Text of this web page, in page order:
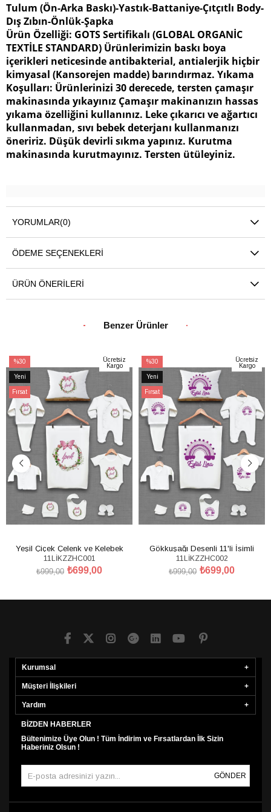
Tulum (Ön-Arka Baskı)-Yastık-Battaniye-Çıtçıtlı Body-
Dış Zıbın-Önlük-Şapka
Ürün Özelliği: GOTS Sertifikalı (GLOBAL ORGANİC
TEXTİLE STANDARD) Ürünlerimizin baskı boya
içerikleri neticesinde antibakterial, antialerjik hiçbir
kimyasal (Kansorejen madde) barındırmaz. Yıkama
Koşulları: Ürünlerinizi 30 derecede, tersten çamaşır
makinasında yıkayınız Çamaşır makinanızın hassas
yıkama özelliğini kullanınız. Leke çıkarıcı ve ağartıcı
kullanmadan, sıvı bebek deterjanı kullanmanızı
öneririz. Düşük devirli sıkma yapınız. Kurutma
makinasında kurutmayınız. Tersten ütüleyiniz.
YORUMLAR(0)
ÖDEME SEÇENEKLERI
ÜRÜN ÖNERILERI
Benzer Ürünler
%30
İndirim
%30İndirim
Yeni
Ürün
Fırsat
Ürünü
Ücretsiz
Kargo
Yeşil Çiçek Çelenk ve Kelebek
Desenli 11'li İsimli Organik
Hastane Çıkış Seti
11LİKZZHC001
₺699,00
₺999,00
%30
İndirim
%30İndirim
Yeni
Ürün
Fırsat
Ürünü
Ücretsiz
Kargo
Gökkuşağı Desenli 11'li İsimli
Organik Hastane Çıkış Seti
11LİKZZHC002
₺699,00
₺999,00
Kurumsal
Müşteri İlişkileri
Yardım
BIZDEN HABERLER
Bültenimize Üye Olun ! Tüm İndirim ve Fırsatlardan İlk Sizin
Haberiniz Olsun !
GÖNDER